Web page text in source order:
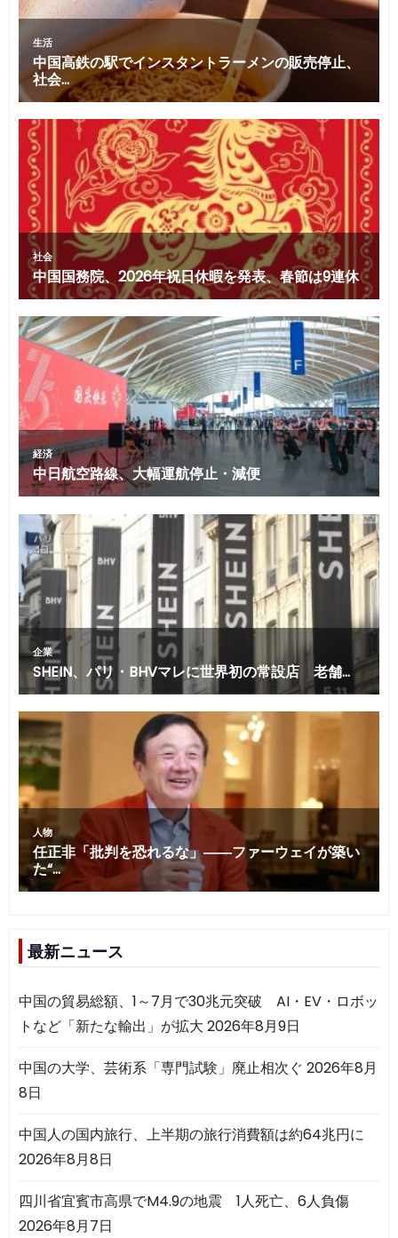
最新ニュース
中国の貿易総額、1～7月で30兆元突破 AI・EV・ロボッ
トなど「新たな輸出」が拡大 2026年8月9日
中国の大学、芸術系「専門試験」廃止相次ぐ 2026年8月
8日
中国人の国内旅行、上半期の旅行消費額は約64兆円に
2026年8月8日
四川省宜賓市高県でM4.9の地震 1人死亡、6人負傷
2026年8月7日